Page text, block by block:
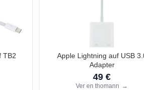
TB2
Apple Lightning auf USB
Adapter
49 €
Ver en thomann →